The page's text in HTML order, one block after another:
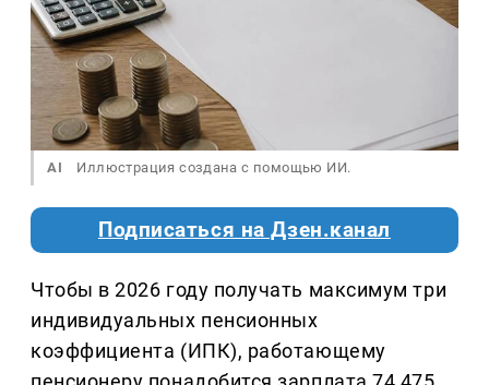
AI Иллюстрация создана с помощью ИИ.
Подписаться на Дзен.канал
Чтобы в 2026 году получать максимум три
индивидуальных пенсионных
коэффициента (ИПК), работающему